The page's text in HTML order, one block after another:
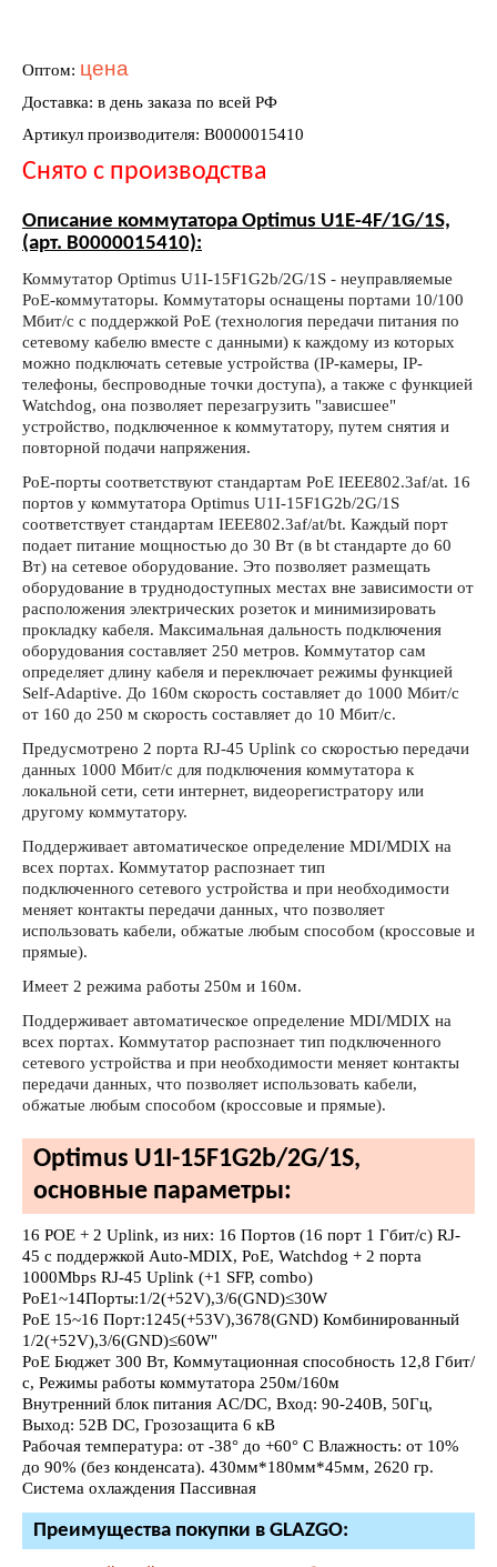
Оптом: цена
Доставка: в день заказа по всей РФ
Артикул производителя: В0000015410
Снято с производства
Описание коммутатора Optimus U1E-4F/1G/1S,
(арт. В0000015410):
Коммутатор Optimus U1I-15F1G2b/2G/1S - неуправляемые
PoE-коммутаторы. Коммутаторы оснащены портами 10/100
Мбит/с с поддержкой PoE (технология передачи питания по
сетевому кабелю вместе с данными) к каждому из которых
можно подключать сетевые устройства (IP-камеры, IP-
телефоны, беспроводные точки доступа), а также с функцией
Watchdog, она позволяет перезагрузить "зависшее"
устройство, подключенное к коммутатору, путем снятия и
повторной подачи напряжения.
PoE-порты соответствуют стандартам PoE IEEE802.3af/at. 16
портов у коммутатора Optimus U1I-15F1G2b/2G/1S
соответствует стандартам IEEE802.3af/at/bt. Каждый порт
подает питание мощностью до 30 Вт (в bt стандарте до 60
Вт) на сетевое оборудование. Это позволяет размещать
оборудование в труднодоступных местах вне зависимости от
расположения электрических розеток и минимизировать
прокладку кабеля. Максимальная дальность подключения
оборудования составляет 250 метров. Коммутатор сам
определяет длину кабеля и переключает режимы функцией
Self-Adaptive. До 160м скорость составляет до 1000 Мбит/с
от 160 до 250 м скорость составляет до 10 Мбит/с.
Предусмотрено 2 порта RJ-45 Uplink со скоростью передачи
данных 1000 Мбит/с для подключения коммутатора к
локальной сети, сети интернет, видеорегистратору или
другому коммутатору.
Поддерживает автоматическое определение MDI/MDIX на
всех портах. Коммутатор распознает тип
подключенного сетевого устройства и при необходимости
меняет контакты передачи данных, что позволяет
использовать кабели, обжатые любым способом (кроссовые и
прямые).
Имеет 2 режима работы 250м и 160м.
Поддерживает автоматическое определение MDI/MDIX на
всех портах. Коммутатор распознает тип подключенного
сетевого устройства и при необходимости меняет контакты
передачи данных, что позволяет использовать кабели,
обжатые любым способом (кроссовые и прямые).
Optimus U1I-15F1G2b/2G/1S,
основные параметры:
16 POE + 2 Uplink, из них: 16 Портов (16 порт 1 Гбит/с) RJ-
45 с поддержкой Auto-MDIX, PoE, Watchdog + 2 порта
1000Mbps RJ-45 Uplink (+1 SFP, combo)
PoE1~14Порты:1/2(+52V),3/6(GND)≤30W
PoE 15~16 Порт:1245(+53V),3678(GND) Комбинированный
1/2(+52V),3/6(GND)≤60W"
PoE Бюджет 300 Вт, Коммутационная способность 12,8 Гбит/
с, Режимы работы коммутатора 250м/160м
Внутренний блок питания AC/DC, Вход: 90-240В, 50Гц,
Выход: 52В DC, Грозозащита 6 кВ
Рабочая температура: от -38° до +60° C Влажность: от 10%
до 90% (без конденсата). 430мм*180мм*45мм, 2620 гр.
Система охлаждения Пассивная
Преимущества покупки в GLAZGO: